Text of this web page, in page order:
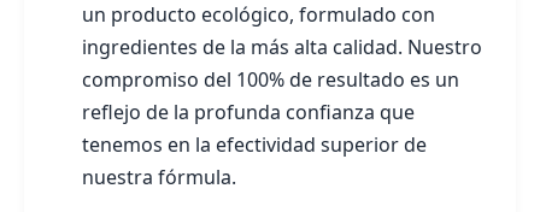
un producto ecológico, formulado con
ingredientes de la más alta calidad. Nuestro
compromiso del 100% de resultado es un
reflejo de la profunda confianza que
tenemos en la efectividad superior de
nuestra fórmula.